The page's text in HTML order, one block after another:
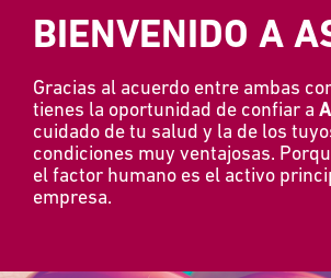
NOMBRE
BIENVENIDO A
Gracias al acuerdo entre ambas
tienes la oportunidad de confiar a
cuidado de tu salud y la de los
condiciones muy ventajosas.
el factor humano es el activo
empresa.